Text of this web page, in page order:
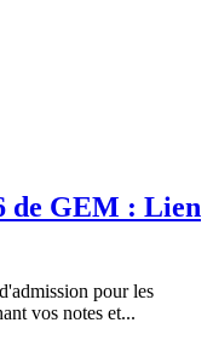
de GEM : Lien
pour les
vos notes et...